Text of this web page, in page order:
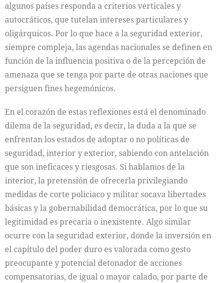
algunos países responda a criterios verticales y
autocráticos, que tutelan intereses particulares y
oligárquicos. Por lo que hace a la seguridad exterior,
siempre compleja, las agendas nacionales se definen en
función de la influencia positiva o de la percepción de
amenaza que se tenga por parte de otras naciones que
persiguen fines hegemónicos.
En el corazón de estas reflexiones está el denominado
dilema de la seguridad, es decir, la duda a la que se
enfrentan los estados de adoptar o no políticas de
seguridad, interior y exterior, sabiendo con antelación
que son ineficaces y riesgosas. Si hablamos de la
interior, la pretensión de ofrecerla privilegiando
medidas de corte policiaco y militar socava libertades
básicas y la gobernabilidad democrática, por lo que su
legitimidad es precaria o inexistente. Algo similar
ocurre con la seguridad exterior, donde la inversión en
el capítulo del poder duro es valorada como gesto
preocupante y potencial detonador de acciones
compensatorias, de igual o mayor calado, por parte de